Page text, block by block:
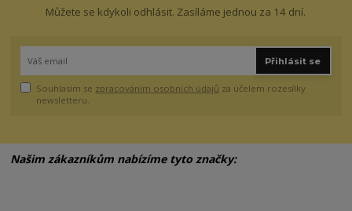
Můžete se kdykoli odhlásit. Zasíláme jednou za 14 dní.
Přihlásit se
Souhlasím se zpracováním osobních údajů za účelem rozesílky
newsletteru.
Našim zákazníkům nabízíme tyto značky: